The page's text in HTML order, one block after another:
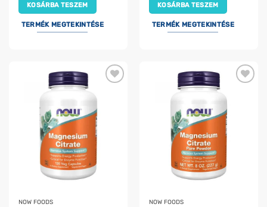
KOSÁRBA TESZEM
TERMÉK MEGTEKINTÉSE
KOSÁRBA TESZEM
TERMÉK MEGTEKINTÉSE
NOW FOODS NOW FOODS